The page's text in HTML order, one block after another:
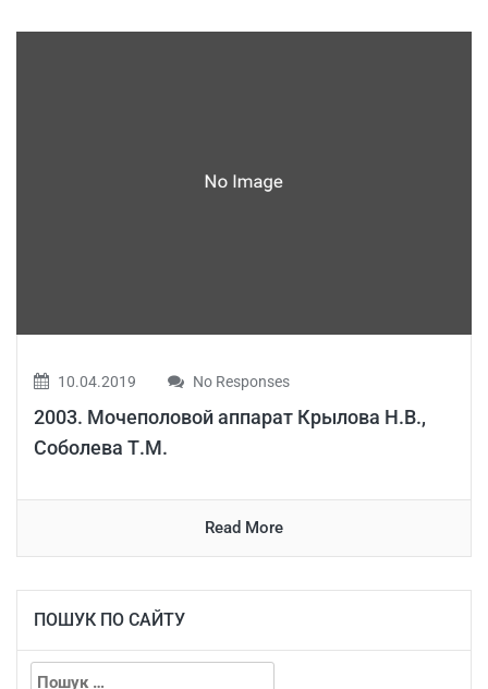
10.04.2019 No Responses
2003. Мочеполовой аппарат Крылова Н.В.,
Соболева Т.М.
Read More
ПОШУК ПО САЙТУ